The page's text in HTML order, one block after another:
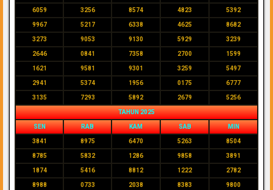
6059 3256 8574 4823 5392
9967 5217 6338 4625 8682
3273 9053 9130 5929 3239
2646 0841 7358 2700 1599
1621 9581 9301 3259 5497
2941 5374 1956 0175 6777
3135 7293 5892 2679 5256
TAHUN 2025
SEN RAB KAM SAB MIN
3841 8975 6470 5263 8504
8785 5832 1286 9858 3891
1874 5416 8812 1222 2782
8988 0733 2038 8383 9800